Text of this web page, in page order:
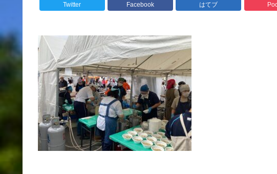
Twitter Facebook はてブ